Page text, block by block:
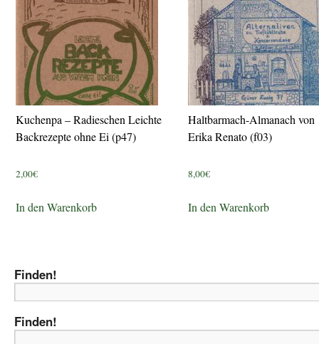
Kuchenpa – Radieschen Leichte
Backrezepte ohne Ei (p47)
2,00€
In den Warenkorb
Haltbarmach-Almanach von
Erika Renato (f03)
8,00€
In den Warenkorb
Finden!
Finden!